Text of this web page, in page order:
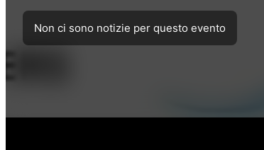
Non ci sono notizie per questo evento